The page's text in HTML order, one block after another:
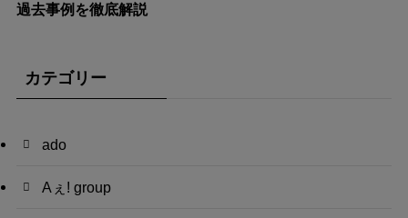
過去事例を徹底解説
カテゴリー
ado
Aぇ! group